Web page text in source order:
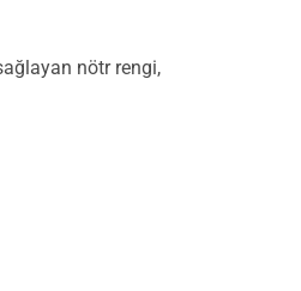
nötr rengi,